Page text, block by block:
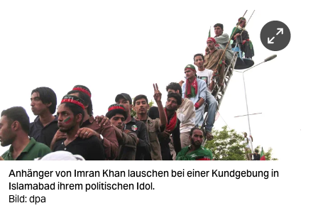
wahrheit
verlag
verlag
veranstaltungen
shop
Anhänger von Imran Khan lauschen bei einer Kundgebung in
Islamabad ihrem politischen Idol.
Bild: dpa